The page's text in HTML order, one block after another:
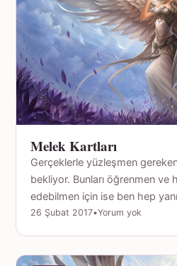
Melek Kartları
Gerçeklerle yüzleşmen
bekliyor. Bunları öğrenmen ve
edebilmen için ise ben hep
26 Şubat 2017•Yorum yok